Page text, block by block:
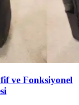
ve Fonksiyonel